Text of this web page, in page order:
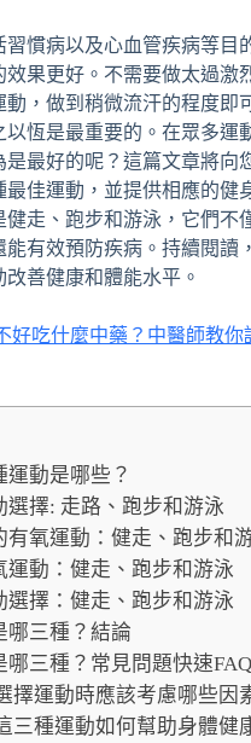
習慣病以及心血管疾病等目
效果更好。不需要做太過激
動，做到稍微流汗的程度即
以恆是最重要的。在眾多運
是最好的呢？這篇文章將向
佳運動，並提供相應的健
健走、跑步和游泳，它們不
有效預防疾病。持續閱讀
善健康和體能水平。
好吃什麼中藥？中醫師教你
運動是哪些？
選擇: 走路、跑步和游泳
有氧運動：健走、跑步和
運動：健走、跑步和游泳
選擇：健走、跑步和游泳
哪三種？結論
哪三種？常見問題快速FAQ
擇運動時應該考慮哪些因
三種運動如何幫助身體健